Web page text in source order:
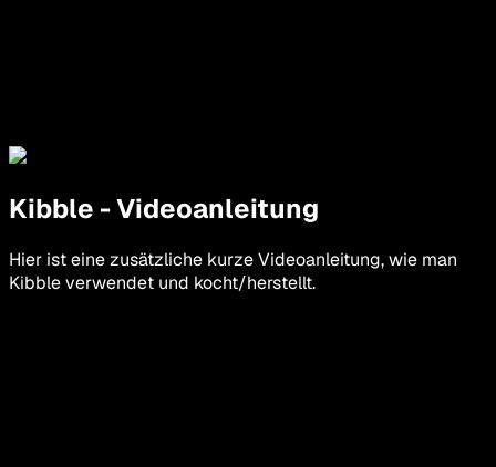
Kibble-Videoanleitung
Hier ist eine zusätzliche kurze Videoanleitung, wie man
Kibble verwendet und kocht/herstellt.